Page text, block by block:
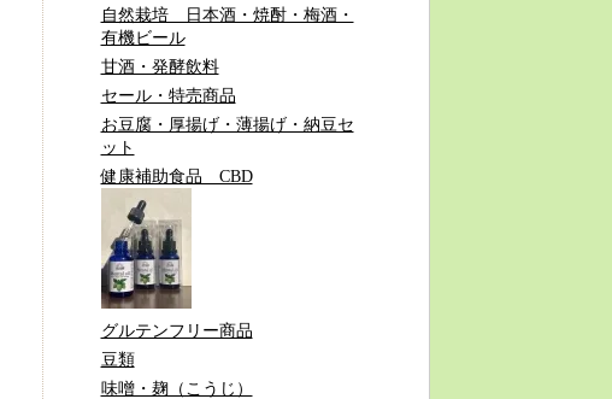
自然栽培 日本酒・焼酎・梅酒・
有機ビール
甘酒・発酵飲料
セール・特売商品
お豆腐・厚揚げ・薄揚げ・納豆セ
ット
健康補助食品 CBD
グルテンフリー商品
豆類
味噌・麹（こうじ）